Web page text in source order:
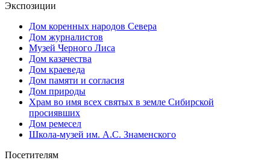
Экспозиции
Дом коренных народов Севера
Дом журналистов
Музей Черного Лиса
Дом казачества
Дом краеведа
Дом памяти и согласия
Дом природы
Храм во имя всех святых в земле Сибирской
просиявших
Дом ремесел
Школа-музей им. А.С. Знаменского
Посетителям